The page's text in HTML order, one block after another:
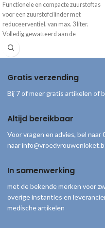
Functionele en compacte zuurstoftas
voor een zuurstofcilinder met
reduceerventiel. van max. 3 liter.
Volledig gewatteerd aan de
binnenzijde om de zuurstofcilinder
maximaal te beschermen.
Gratis verzending
Bij 7 of meer gratis artikelen of
Altijd bereikbaar
Voor vragen en advies, bel
naar
In samenwerking
met de bekende merken voor
overige instanties en
medische artikelen